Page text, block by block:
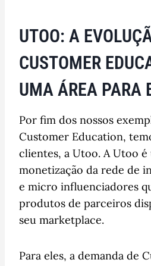
UTOO: A
CUSTOMER
UMA ÁREA PARA
Por fim dos nossos
Customer Education,
clientes, a Utoo. A Utoo
monetização da rede de
e micro influenciadores
produtos de parceiros
seu marketplace.
Para eles, a demanda de